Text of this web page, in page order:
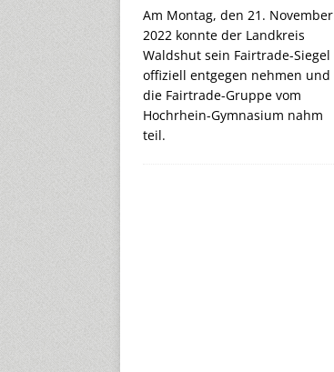
Am Montag, den 21. November
2022 konnte der Landkreis
Waldshut sein Fairtrade-Siegel
offiziell entgegen nehmen und
die Fairtrade-Gruppe vom
Hochrhein-Gymnasium nahm
teil.